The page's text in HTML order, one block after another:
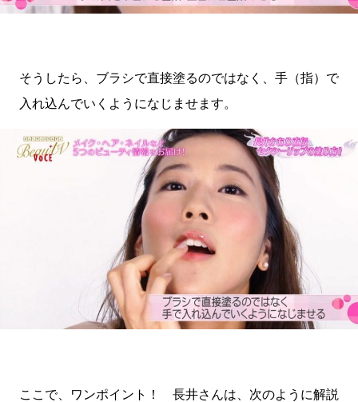
そうしたら、ブラシで直接塗るのではなく、手（指）で
入れ込んでいくようになじませます。
ここで、ワンポイント！ 長井さんは、次のように解説